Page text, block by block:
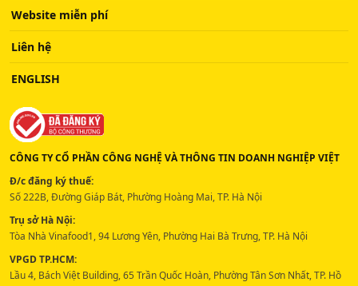
Website miễn phí
Liên hệ
ENGLISH
CÔNG TY CỔ PHẦN CÔNG NGHỆ VÀ THÔNG TIN DOANH NGHIỆP VIỆT
Đ/c đăng ký thuế:
Số 222B, Đường Giáp Bát, Phường Hoàng Mai, TP. Hà Nội
Trụ sở Hà Nội:
Tòa Nhà Vinafood1, 94 Lương Yên, Phường Hai Bà Trưng, TP. Hà Nội
VPGD TP.HCM:
Lầu 4, Bách Việt Building, 65 Trần Quốc Hoàn, Phường Tân Sơn Nhất, TP. Hồ